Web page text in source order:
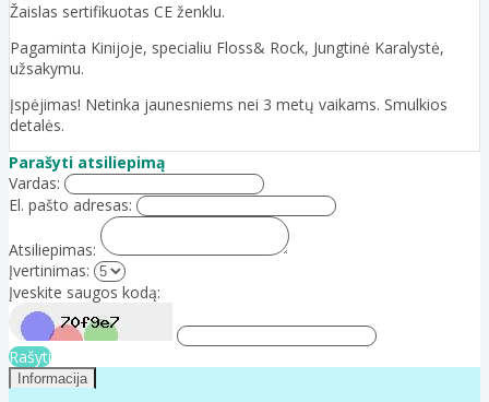
Žaislas sertifikuotas CE ženklu.
Pagaminta Kinijoje, specialiu Floss& Rock, Jungtinė Karalystė,
užsakymu.
Įspėjimas! Netinka jaunesniems nei 3 metų vaikams. Smulkios
detalės.
Parašyti atsiliepimą
Vardas:
El. pašto adresas:
Atsiliepimas:
Įvertinimas:
Įveskite saugos kodą:
Rašyti
Informacija